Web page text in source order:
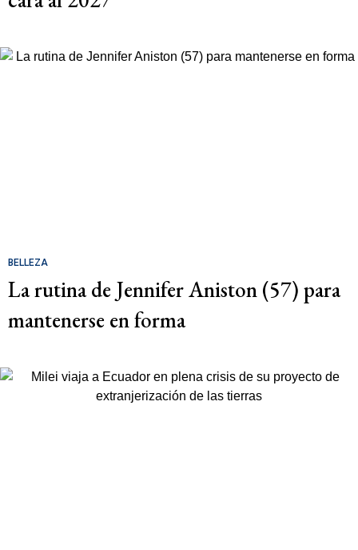
BELLEZA
La rutina de Jennifer Aniston (57) para
mantenerse en forma